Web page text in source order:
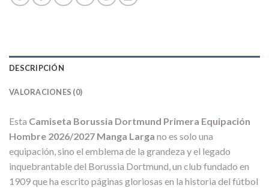
DESCRIPCIÓN
VALORACIONES (0)
Esta Camiseta Borussia Dortmund Primera Equipación
Hombre 2026/2027 Manga Larga no es solo una
equipación, sino el emblema de la grandeza y el legado
inquebrantable del Borussia Dortmund, un club fundado en
1909 que ha escrito páginas gloriosas en la historia del fútbol